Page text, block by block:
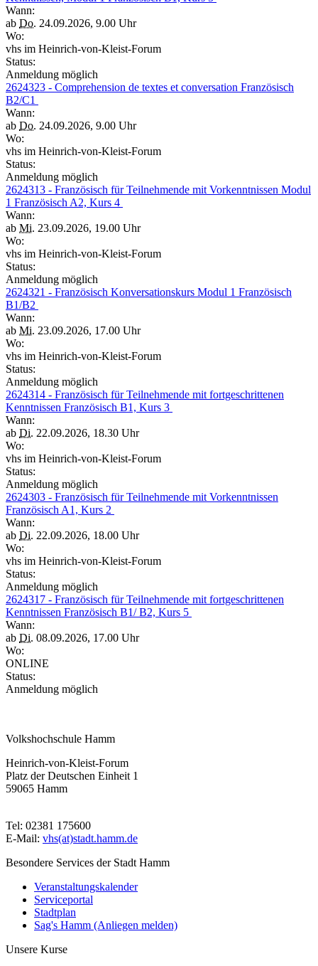
Wann:
ab Do. 24.09.2026, 9.00 Uhr
Wo:
vhs im Heinrich-von-Kleist-Forum
Status:
Anmeldung möglich
2624323 - Comprehension de textes et conversation Französisch
B2/C1
Wann:
ab Do. 24.09.2026, 9.00 Uhr
Wo:
vhs im Heinrich-von-Kleist-Forum
Status:
Anmeldung möglich
2624313 - Französisch für Teilnehmende mit Vorkenntnissen Modul
1 Französisch A2, Kurs 4
Wann:
ab Mi. 23.09.2026, 19.00 Uhr
Wo:
vhs im Heinrich-von-Kleist-Forum
Status:
Anmeldung möglich
2624321 - Französisch Konversationskurs Modul 1 Französisch
B1/B2
Wann:
ab Mi. 23.09.2026, 17.00 Uhr
Wo:
vhs im Heinrich-von-Kleist-Forum
Status:
Anmeldung möglich
2624314 - Französisch für Teilnehmende mit fortgeschrittenen
Kenntnissen Französisch B1, Kurs 3
Wann:
ab Di. 22.09.2026, 18.30 Uhr
Wo:
vhs im Heinrich-von-Kleist-Forum
Status:
Anmeldung möglich
2624303 - Französisch für Teilnehmende mit Vorkenntnissen
Französisch A1, Kurs 2
Wann:
ab Di. 22.09.2026, 18.00 Uhr
Wo:
vhs im Heinrich-von-Kleist-Forum
Status:
Anmeldung möglich
2624317 - Französisch für Teilnehmende mit fortgeschrittenen
Kenntnissen Französisch B1/ B2, Kurs 5
Wann:
ab Di. 08.09.2026, 17.00 Uhr
Wo:
ONLINE
Status:
Anmeldung möglich
Volkshochschule Hamm
Heinrich-von-Kleist-Forum
Platz der Deutschen Einheit 1
59065 Hamm
Tel: 02381 175600
E-Mail: vhs(at)stadt.hamm.de
Besondere Services der Stadt Hamm
Veranstaltungskalender
Serviceportal
Stadtplan
Sag's Hamm (Anliegen melden)
Unsere Kurse